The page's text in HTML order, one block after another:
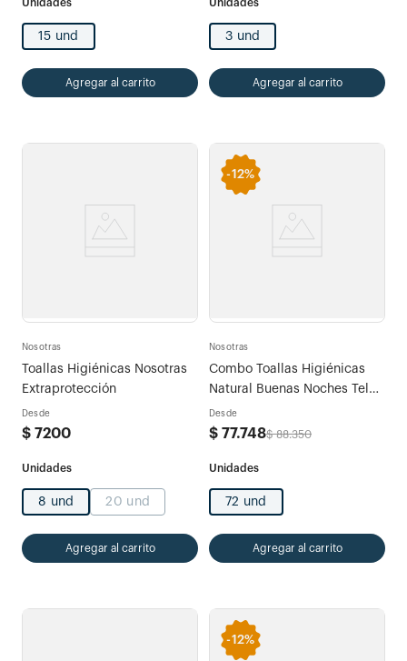
15 und
Agregar al carrito
3 und
Agregar al carrito
Nosotras
Toallas Higiénicas Nosotras
Extraprotección
Desde
$ 7200
8 und 20 und
Agregar al carrito
-12%
Nosotras
Combo Toallas Higiénicas
Natural Buenas Noches Tela
x 72und + 45 Diarios Largos
Desde
$ 77.748$ 88.350
72 und
Agregar al carrito
-12%